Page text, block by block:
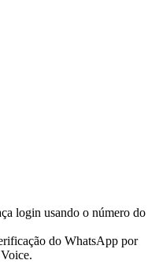
login usando o número do
do WhatsApp por